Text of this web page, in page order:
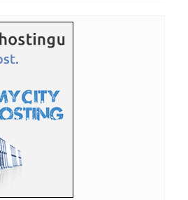
još jednog pojačanja
bez krova? – Fiat 500C | Auto Test
granicama: Putnička vozila čekaju tri
PREKO MARINA: Agent otkrio šta se